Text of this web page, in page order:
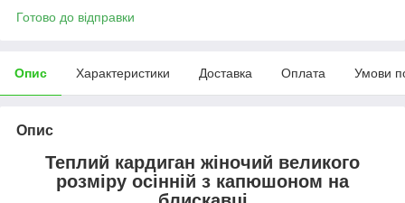
Готово до відправки
Опис Характеристики Доставка Оплата Умови
Опис
Теплий кардиган жіночий великого
розміру осінній з капюшоном на